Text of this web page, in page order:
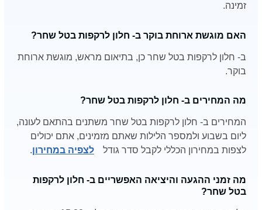
זמינה.
האם מוגשת ארוחת בוקר ב- חלון לרקפות בטל שחר?
ב- חלון לרקפות בטל שחר כן, בתיאום מראש, מוגשת ארוחת
בוקר.
מה המחירים ב- חלון לרקפות בטל שחר?
המחירים ב- חלון לרקפות בטל שחר משתנים בהתאם לעונה,
ליום בשבוע ולמספר הלילות שאתם מזמינים, אתם יכולים
לצפות במחירון הכללי לקבל סדר גודל
לצפיה במחירון.
מה זמני ההגעה והיציאה האפשריים ב- חלון לרקפות
בטל שחר?